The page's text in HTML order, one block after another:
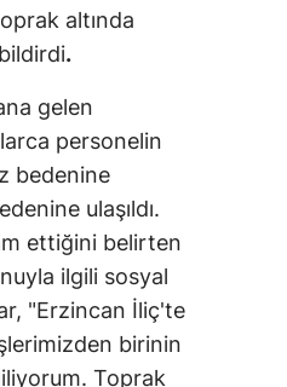
altında
.
gelen
personelin
bedenine
ulaşıldı.
ettiğini belirten
ilgili sosyal
"Erzincan İliç'te
birinin
Toprak